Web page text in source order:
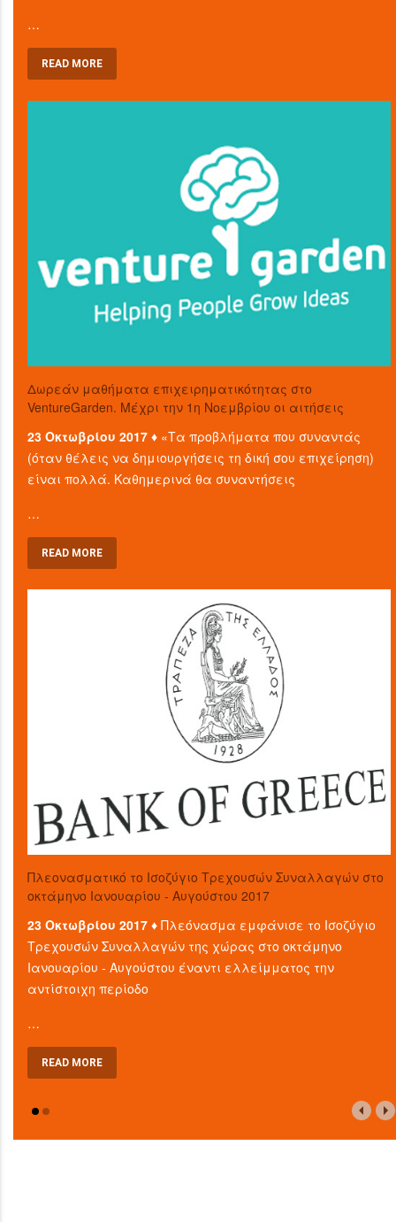
…
READ MORE
Δωρεάν μαθήματα επιχειρηματικότητας στο
VentureGarden. Μέχρι την 1η Νοεμβρίου οι αιτήσεις
23 Οκτωβρίου 2017 ♦ «Τα προβλήματα που συναντάς
(όταν θέλεις να δημιουργήσεις τη δική σου επιχείρηση)
είναι πολλά. Καθημερινά θα συναντήσεις
…
READ MORE
Πλεονασματικό το Ισοζύγιο Τρεχουσών Συναλλαγών στο
οκτάμηνο Ιανουαρίου - Αυγούστου 2017
23 Οκτωβρίου 2017 ♦Πλεόνασμα εμφάνισε το Ισοζύγιο
Τρεχουσών Συναλλαγών της χώρας στο οκτάμηνο
Ιανουαρίου - Αυγούστου έναντι ελλείμματος την
αντίστοιχη περίοδο
…
READ MORE